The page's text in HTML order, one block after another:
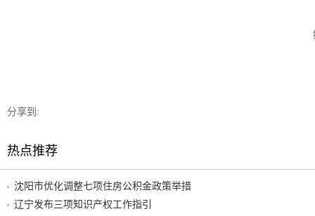
分享到:
热点推荐
沈阳市优化调整七项住房公积金政策举措
辽宁发布三项知识产权工作指引